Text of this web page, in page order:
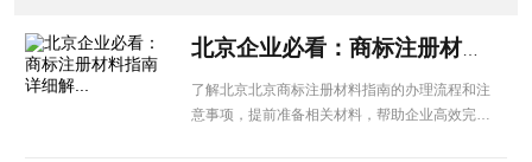
北京企业必看：商标注册材料指南详细解...
了解北京北京商标注册材料指南的办理流程和注
意事项，提前准备相关材料，帮助企业高效完成